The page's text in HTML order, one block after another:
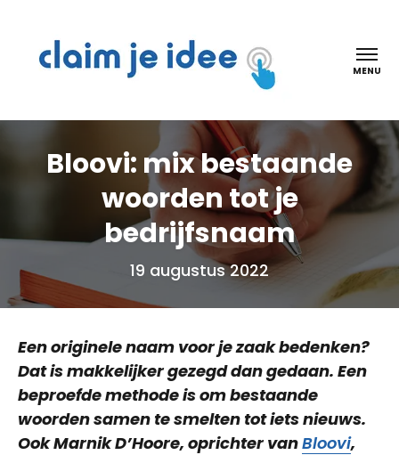
MENU
Bloovi: mix bestaande
woorden tot je
bedrijfsnaam
19 augustus 2022
Een originele naam voor je zaak bedenken?
Dat is makkelijker gezegd dan gedaan. Een
beproefde methode is om bestaande
woorden samen te smelten tot iets nieuws.
Ook Marnik D’Hoore, oprichter vanBloovi,